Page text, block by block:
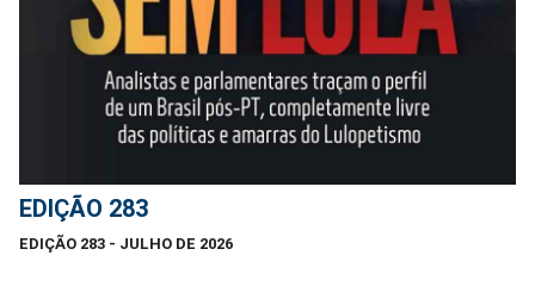
EDIÇÃO 283
EDIÇÃO 283 - JULHO DE 2026